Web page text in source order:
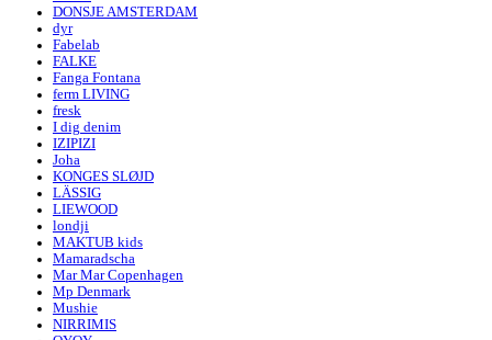
DONSJE AMSTERDAM
dyr
Fabelab
FALKE
Fanga Fontana
ferm LIVING
fresk
I dig denim
IZIPIZI
Joha
KONGES SLØJD
LÄSSIG
LIEWOOD
londji
MAKTUB kids
Mamaradscha
Mar Mar Copenhagen
Mp Denmark
Mushie
NIRRIMIS